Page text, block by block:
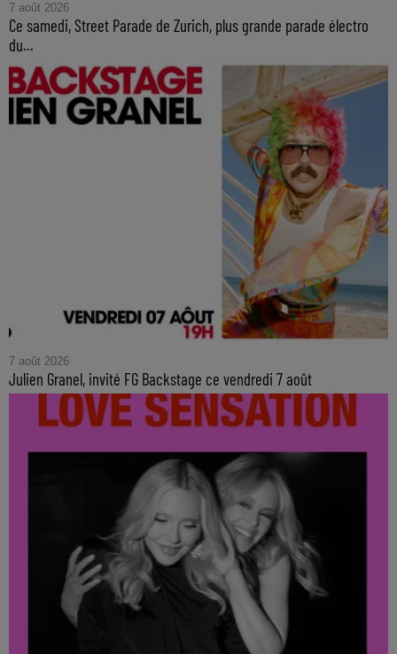
7 août 2026
Ce samedi, Street Parade de Zurich, plus grande parade électro
du...
7 août 2026
Julien Granel, invité FG Backstage ce vendredi 7 août